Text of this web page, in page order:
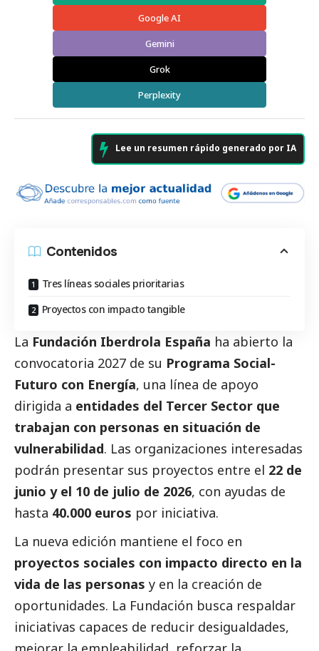
Google AI
Gemini
Grok
Perplexity
Lee un resumen rápido generado por IA
Contenidos
Tres líneas sociales prioritarias
Proyectos con impacto tangible
La Fundación Iberdrola España ha abierto la
convocatoria 2027 de su Programa Social-
Futuro con Energía, una línea de apoyo
dirigida a entidades del Tercer Sector que
trabajan con personas en situación de
vulnerabilidad. Las organizaciones interesadas
podrán presentar sus proyectos entre el 22 de
junio y el 10 de julio de 2026, con ayudas de
hasta 40.000 euros por iniciativa.
La nueva edición mantiene el foco en
proyectos sociales con impacto directo en la
vida de las personas y en la creación de
oportunidades. La Fundación busca respaldar
iniciativas capaces de reducir desigualdades,